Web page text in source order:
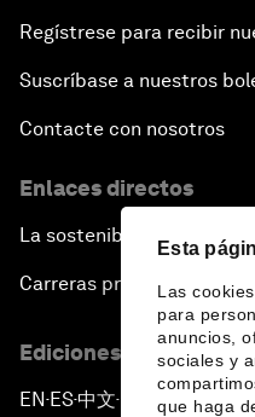
Esta
Las
para
anuncios,
sociales y
que haga
Regístrese para recibir
Suscríbase a nuestros
Contacte con nosotros
Enlaces directos
La sostenibilidad en el Foro
Carreras profesionales
Ediciones en otros
EN ▪ES▪中文▪ 日本語